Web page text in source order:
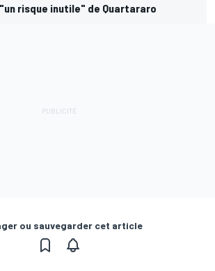
risque inutile" de Quartararo
ou sauvegarder cet article